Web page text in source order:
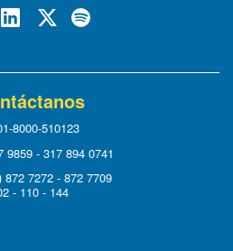
8000-510123
9859 - 317 894 0741
872 7272 - 872 7709
- 110 - 144